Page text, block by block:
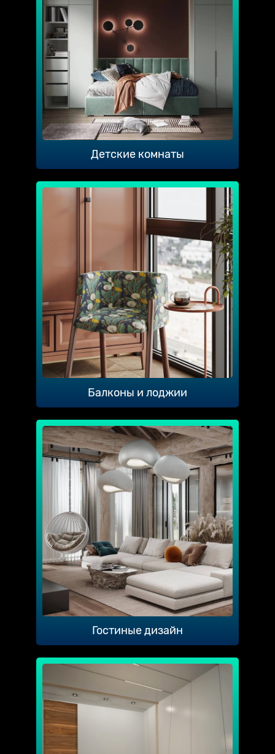
Детские комнаты
Балконы и лоджии
Гостиные дизайн